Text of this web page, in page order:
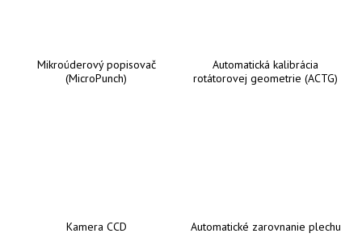
Mikroúderový popisovač
(MicroPunch)
Automatická kalibrácia
rotátorovej geometrie (ACTG)
Kamera CCD Automatické zarovnanie plechu